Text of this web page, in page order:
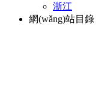
浙江
網(wǎng)站目錄